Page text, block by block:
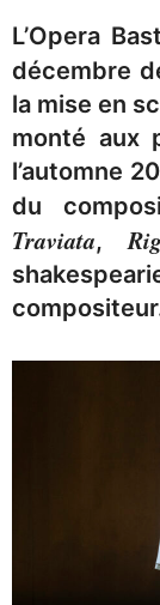
L’Opera
décembre
la mise en
monté aux
l’automne
du
Traviata,